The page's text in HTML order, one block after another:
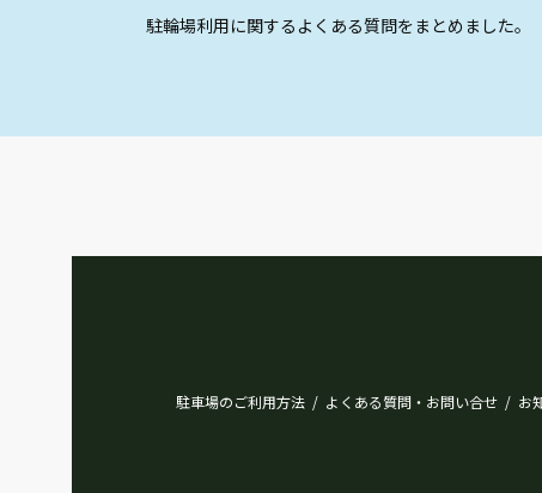
駐輪場利用に関するよくある質問をまとめました。
駐車場のご利用方法 / よくある質問・お問い合せ / お